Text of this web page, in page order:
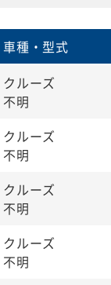
車種・型式
クルーズ
不明
クルーズ
不明
クルーズ
不明
クルーズ
不明